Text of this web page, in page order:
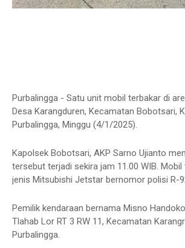
Purbalingga - Satu unit mobil terbakar di
Desa Karangduren, Kecamatan Bobotsari,
Purbalingga, Minggu (4/1/2025).
Kapolsek Bobotsari, AKP Sarno Ujianto
tersebut terjadi sekira jam 11.00 WIB.
jenis Mitsubishi Jetstar bernomor polisi R-
Pemilik kendaraan bernama Misno
Tlahab Lor RT 3 RW 11, Kecamatan
Purbalingga.